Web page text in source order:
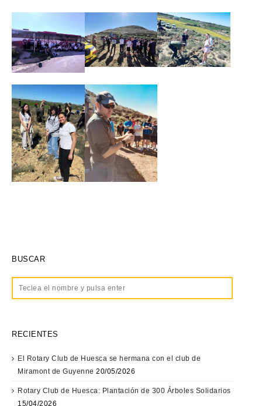
BUSCAR
RECIENTES
El Rotary Club de Huesca se hermana con el club de
Miramont de Guyenne 20/05/2026
Rotary Club de Huesca: Plantación de 300 Árboles Solidarios
15/04/2026